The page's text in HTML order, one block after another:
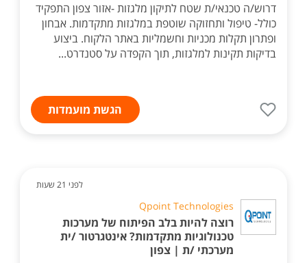
דרוש/ה טכנאי/ת שטח לתיקון מלגזות -אזור צפון התפקיד
כולל- טיפול ותחזוקה שוטפת במלגזות מתקדמות. אבחון
ופתרון תקלות מכניות וחשמליות באתר הלקוח. ביצוע
בדיקות תקינות למלגזות, תוך הקפדה על סטנדרט...
הגשת מועמדות
לפני 21 שעות
Qpoint Technologies
רוצה להיות בלב הפיתוח של מערכות
טכנולוגיות מתקדמות? אינטגרטור /ית
מערכתי /ת | צפון